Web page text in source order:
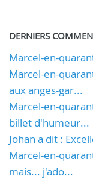
DERNIERS
Marcel-en-
Marcel-en-
aux anges-gar...
Marcel-en-
billet d'humeur...
Johan a dit :
Marcel-en-
mais... j'ado...